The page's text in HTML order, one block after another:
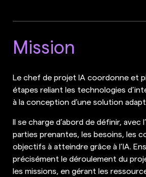
Mission
Le chef de projet IA coordonne et
étapes reliant les technologies
à la conception d’une solution
Il se charge d’abord de définir, avec
parties prenantes, les besoins, les
objectifs à atteindre grâce à l’IA.
précisément le déroulement du
les missions, en gérant les